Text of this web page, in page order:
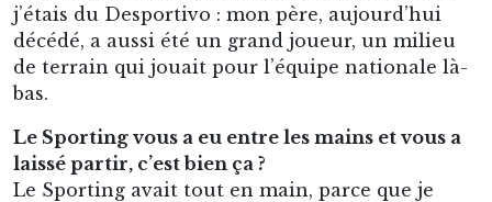
j’étais du Desportivo : mon père, aujourd’hui
décédé, a aussi été un grand joueur, un milieu
de terrain qui jouait pour l’équipe nationale là-
bas.
Le Sporting vous a eu entre les mains et vous a
laissé partir, c’est bien ça ?
Le Sporting avait tout en main, parce que je